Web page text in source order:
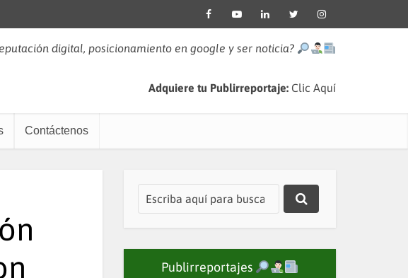
digital, posicionamiento en google y ser noticia?
Adquiere tu Publirreportaje: Clic Aquí
Contáctenos
Publirreportajes